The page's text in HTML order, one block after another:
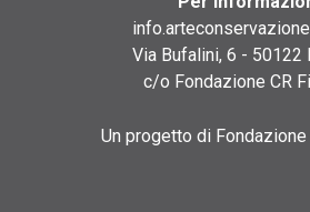
Via Bufalini, 6 - 50122
c/o Fondazione CR
Un progetto di Fondazione